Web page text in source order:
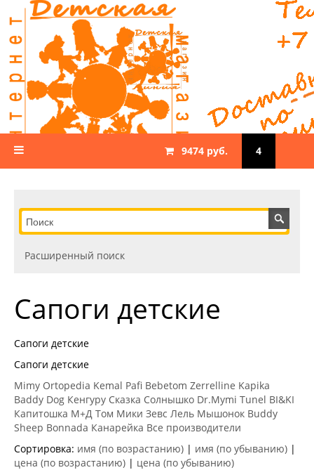
4
9474 руб.
Расширенный поиск
Сапоги детские
Сапоги детские
Сапоги детские
Mimy Ortopedia Kemal Pafi Bebetom Zerrelline Kapika
Baddy Dog Кенгуру Сказка Солнышко Dr.Mymi Tunel BI&KI
Капитошка М+Д Том Мики Зевс Лель Мышонок Buddy
Sheep Bonnada Канарейка Все производители
Сортировка: имя (по возрастанию) | имя (по убыванию) |
цена (по возрастанию) | цена (по убыванию)